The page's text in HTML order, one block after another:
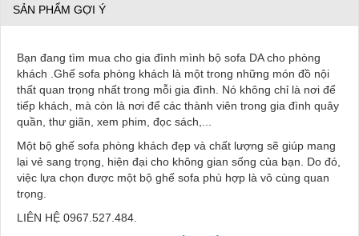
SẢN PHẨM GỢI Ý
Bạn đang tìm mua cho gia đình mình bộ sofa DA cho phòng
khách .Ghế sofa phòng khách là một trong những món đồ nội
thất quan trọng nhất trong mỗi gia đình. Nó không chỉ là nơi để
tiếp khách, mà còn là nơi để các thành viên trong gia đình quây
quần, thư giãn, xem phim, đọc sách,...
Một bộ ghế sofa phòng khách đẹp và chất lượng sẽ giúp mang
lại vẻ sang trọng, hiện đại cho không gian sống của bạn. Do đó,
việc lựa chọn được một bộ ghế sofa phù hợp là vô cùng quan
trọng.
LIÊN HỆ 0967.527.484.